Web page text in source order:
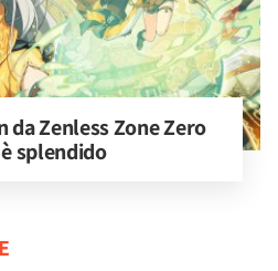
da Zenless Zone Zero
splendido